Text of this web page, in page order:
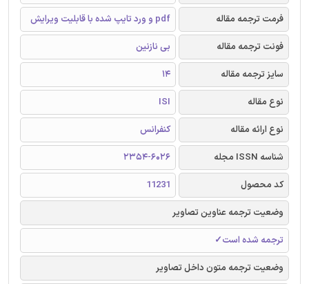
فرمت ترجمه مقاله
pdf و ورد تایپ شده با قابلیت ویرایش
فونت ترجمه مقاله
بی نازنین
سایز ترجمه مقاله
14
نوع مقاله
ISI
نوع ارائه مقاله
کنفرانس
شناسه ISSN مجله
2354-6026
کد محصول
11231
وضعیت ترجمه عناوین تصاویر
ترجمه شده است✓
وضعیت ترجمه متون داخل تصاویر